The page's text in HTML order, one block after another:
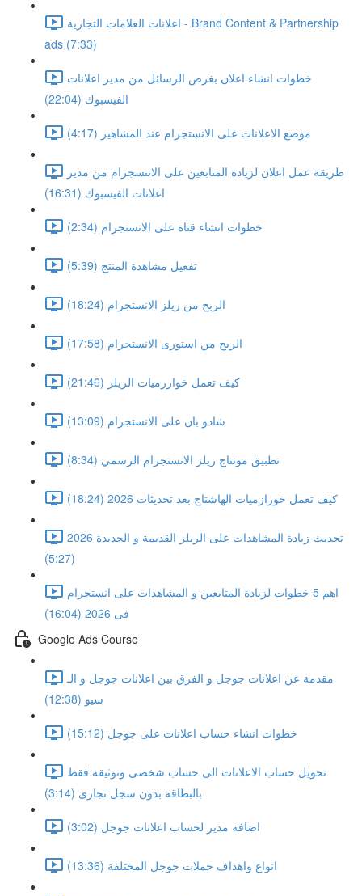
اعلانات العلامات التجارية - Brand Content & Partnership
ads (7:33)
خطوات انشاء اعلان بغرض الرسائل من مدير اعلانات
الفيسبوك (22:04)
موضع الاعلانات على الانستجرام عند المشاهير (4:17)
طريقة عمل اعلان لزيادة المتابعين على الانتسجرام من مدير
اعلانات الفيسبوك (16:31)
خطوات انشاء قناة على الانستجرام (2:34)
تفعيل مشاهدة المنتج (5:39)
الربح من ريلز الانستجرام (18:24)
الربح من استورى الانستجرام (17:58)
كيف تعمل خوارزميات الريلز (21:46)
شادو بان على الانستجرام (13:09)
تطبيق مونتاج ريلز الانستجرام الرسمي (8:34)
كيف تعمل خورازميات الهاشتاج بعد تحديثات 2026 (18:24)
تحديث زيادة المشاهدات على الريلز القديمة و الجديدة 2026
(5:27)
اهم 5 خطوات لزيادة المتابعين و المشاهدات على انستجرام
فى 2026 (16:04)
Google Ads Course
مقدمة عن اعلانات جوجل و الفرق بين اعلانات جوجل و الـ
سيو (12:38)
خطوات انشاء حساب اعلانات على جوجل (15:12)
تحويل حساب الاعلانات الى حساب شخصى وتوثيقة فقط
بالبطاقة بدون سجل تجارى (3:14)
اضافة مدير لحساب اعلانات جوجل (3:02)
انواع واهداف حملات جوجل المختلفة (13:36)